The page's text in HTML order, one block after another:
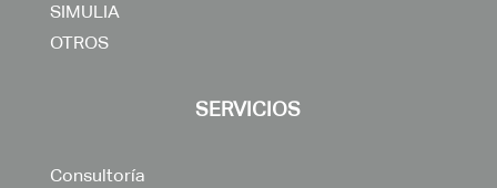
SIMULIA
OTROS
SERVICIOS
Consultoría